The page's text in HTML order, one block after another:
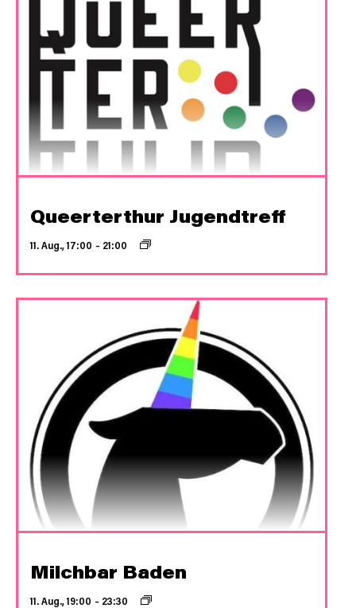
Queerterthur Jugendtreff
11. Aug., 17:00 – 21:00
Milchbar Baden
11. Aug., 19:00 – 23:30